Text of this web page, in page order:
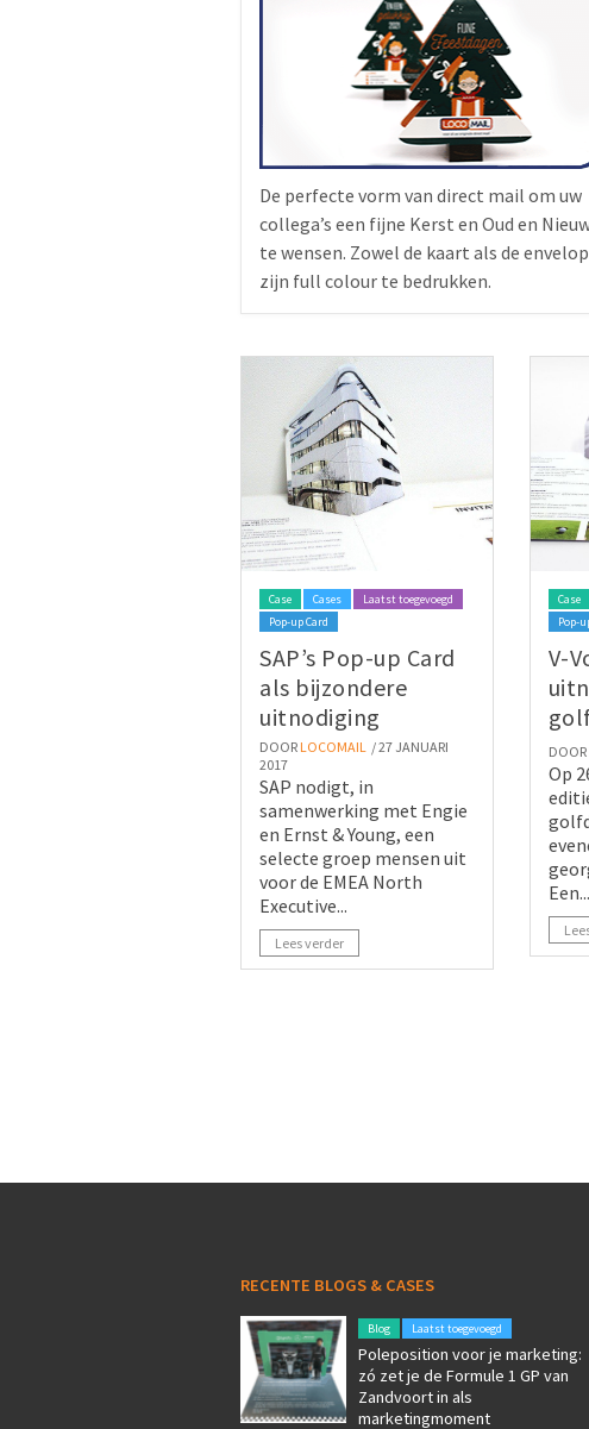
De perfecte vorm van direct mail om uw
collega’s een fijne Kerst en Oud en
te wensen. Zowel de kaart als de envelop
zijn full colour te bedrukken.
Case Cases
Laatst toegevoegd
Pop-up Card
SAP’s Pop-up Card
als bijzondere
uitnodiging
DOOR LOCOMAIL / 27 JANUARI
2017
SAP nodigt, in
samenwerking met Engie
en Ernst & Young, een
selecte groep mensen uit
voor de EMEA North
Executive...
Lees verder
Case
Pop-
V-
DOOR
Op
Een...
RECENTE BLOGS & CASES
Blog Laatst toegevoegd
Poleposition voor je marketing:
zó zet je de Formule 1 GP van
Zandvoort in als
marketingmoment